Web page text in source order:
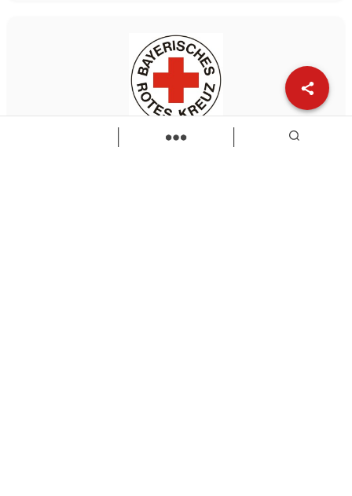
Bundesfreiwilligendienst (BFD) (m/w/d)